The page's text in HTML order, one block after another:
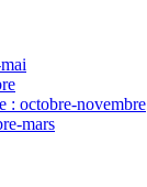
: octobre-novembre
mars